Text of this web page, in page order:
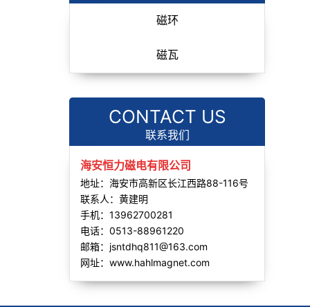
磁环
磁瓦
CONTACT US
联系我们
海安恒力磁电有限公司
地址：海安市高新区长江西路88-116号
联系人：黄建明
手机：13962700281
电话：0513-88961220
邮箱：jsntdhq811@163.com
网址：www.hahlmagnet.com